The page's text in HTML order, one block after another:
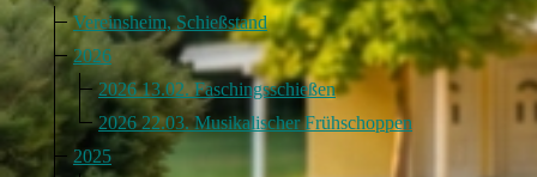
Vereinsheim, Schießstand
2026
2026 13.02. Faschingsschießen
2026 22.03. Musikalischer Frühschoppen
2025